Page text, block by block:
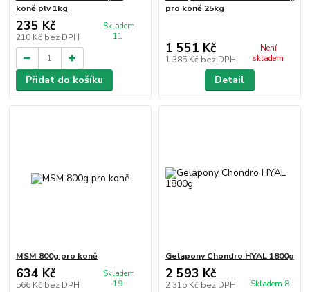
koně plv 1kg
235 Kč
210 Kč bez DPH
Skladem
11
Přidat do košíku
pro koně 25kg
1 551 Kč
1 385 Kč bez DPH
Není
skladem
Detail
MSM 800g pro koně
634 Kč
566 Kč bez DPH
Skladem
19
Gelapony Chondro HYAL 1800g
2 593 Kč
2 315 Kč bez DPH Skladem 8